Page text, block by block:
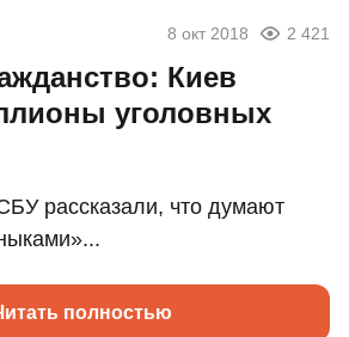
8 окт 2018 2 421
Киев
уголовных
рассказали, что думают
полностью